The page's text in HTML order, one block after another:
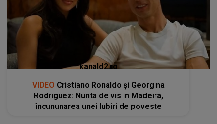
kanald2.ro
VIDEO Cristiano Ronaldo și Georgina
Rodriguez: Nunta de vis în Madeira,
încununarea unei Iubiri de poveste